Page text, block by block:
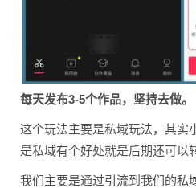
每天发布3-5个作品，坚持去做。
这个玩法主要是私域玩法，其实
是私域有个好处就是后期还可以
我们主要是通过引流到我们的私